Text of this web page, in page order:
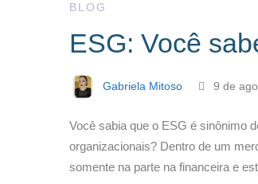
BLOG
ESG: Você
Gabriela Mitoso 9 de
Você sabia que o ESG é sinônimo
organizacionais? Dentro de um
somente na parte na financeira e